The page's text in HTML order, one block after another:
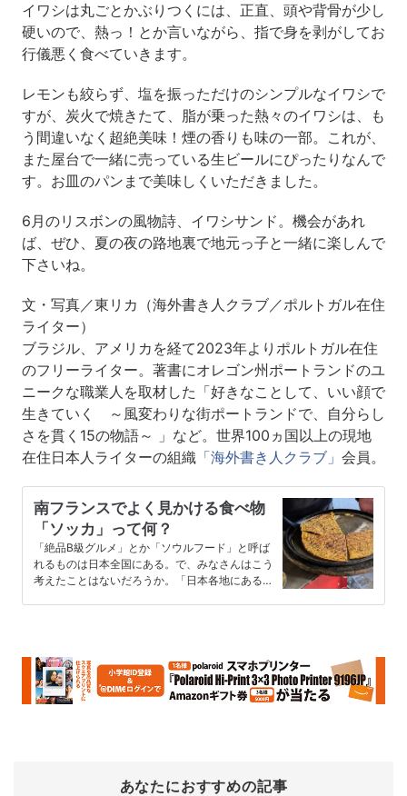
イワシは丸ごとかぶりつくには、正直、頭や背骨が少し
硬いので、熱っ！とか言いながら、指で身を剥がしてお
行儀悪く食べていきます。
レモンも絞らず、塩を振っただけのシンプルなイワシで
すが、炭火で焼きたて、脂が乗った熱々のイワシは、も
う間違いなく超絶美味！煙の香りも味の一部。これが、
また屋台で一緒に売っている生ビールにぴったりなんで
す。お皿のパンまで美味しくいただきました。
6月のリスボンの風物詩、イワシサンド。機会があれ
ば、ぜひ、夏の夜の路地裏で地元っ子と一緒に楽しんで
下さいね。
文・写真／東リカ（海外書き人クラブ／ポルトガル在住
ライター）
ブラジル、アメリカを経て2023年よりポルトガル在住
のフリーライター。著書にオレゴン州ポートランドのユ
ニークな職業人を取材した「好きなことして、いい顔で
生きていく ～風変わりな街ポートランドで、自分らし
さを貫く15の物語～ 」など。世界100ヵ国以上の現地
在住日本人ライターの組織「海外書き人クラブ」 会員。
南フランスでよく見かける食べ物
「ソッカ」って何？
「絶品B級グルメ」とか「ソウルフード」と呼ば
れるものは日本全国にある。で、みなさんはこう
考えたことはないだろうか。「日本各地にあるん
あなたにおすすめの記事